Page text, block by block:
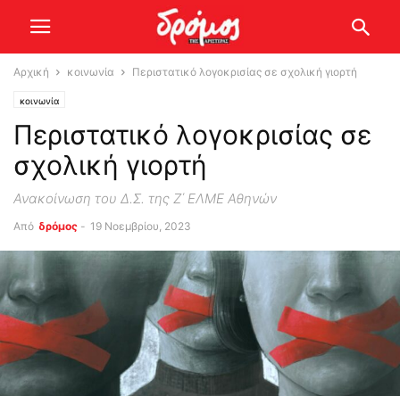
Αρχική κοινωνία Περιστατικό λογοκρισίας σε σχολική γιορτή
κοινωνία
Περιστατικό λογοκρισίας σε
σχολική γιορτή
Ανακοίνωση του Δ.Σ. της Ζ΄ ΕΛΜΕ Αθηνών
Από δρόμος - 19 Νοεμβρίου, 2023